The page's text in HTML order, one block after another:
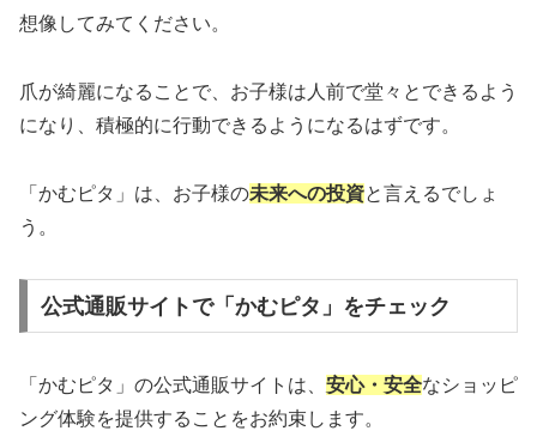
想像してみてください。
爪が綺麗になることで、お子様は人前で堂々とできるよう
になり、積極的に行動できるようになるはずです。
「かむピタ」は、お子様の未来への投資と言えるでしょ
う。
公式通販サイトで「かむピタ」をチェック
「かむピタ」の公式通販サイトは、 安心・安全なショッピ
ング体験を提供することをお約束します。